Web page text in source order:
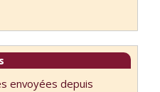
envoyées depuis